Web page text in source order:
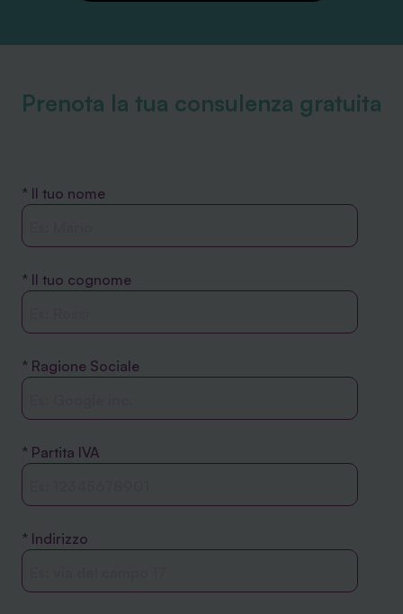
Prenota la tua consulenza gratuita
* Il tuo nome
* Il tuo cognome
* Ragione Sociale
* Partita IVA
* Indirizzo